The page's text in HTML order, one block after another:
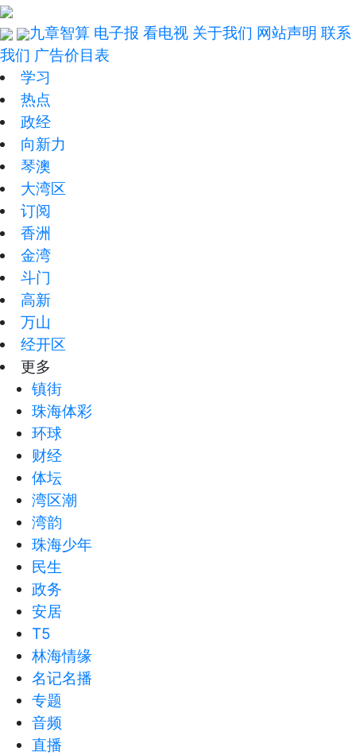
九章智算 电子报 看电视 关于我们 网站声明 联系
我们 广告价目表
学习
热点
政经
向新力
琴澳
大湾区
订阅
香洲
金湾
斗门
高新
万山
经开区
更多
镇街
珠海体彩
环球
财经
体坛
湾区潮
湾韵
珠海少年
民生
政务
安居
T5
林海情缘
名记名播
专题
音频
直播